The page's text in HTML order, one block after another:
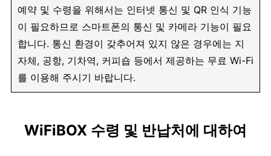
예약 및 수령을 위해서는 인터넷 통신 및 QR 인식 기능
이 필요하므로 스마트폰의 통신 및 카메라 기능이 필요
합니다. 통신 환경이 갖추어져 있지 않은 경우에는 지
자체, 공항, 기차역, 커피숍 등에서 제공하는 무료 Wi-Fi
를 이용해 주시기 바랍니다.
WiFiBOX 수령 및 반납처에 대하여